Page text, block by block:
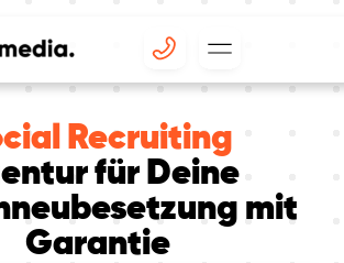
Recruiting
für Deine
mit
Garantie